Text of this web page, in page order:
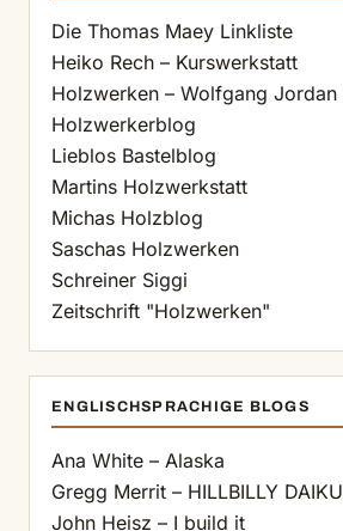
Die Thomas Maey Linkliste
Heiko Rech – Kurswerkstatt
Holzwerken – Wolfgang Jordan
Holzwerkerblog
Lieblos Bastelblog
Martins Holzwerkstatt
Michas Holzblog
Saschas Holzwerken
Schreiner Siggi
Zeitschrift "Holzwerken"
ENGLISCHSPRACHIGE BLOGS
Ana White – Alaska
Gregg Merrit – HILLBILLY DAIKU
John Heisz – I build it